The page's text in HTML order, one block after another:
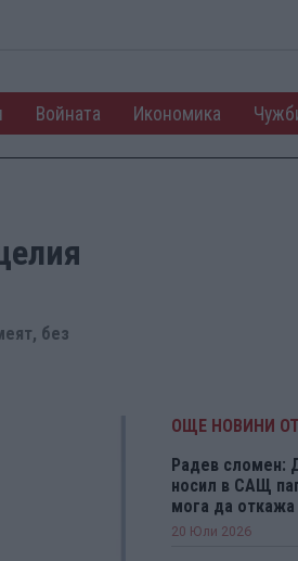
Войната Икономика
без
ОЩЕ НОВИНИ
Радев сломен:
носил в САЩ
мога да
20 Юли 2026